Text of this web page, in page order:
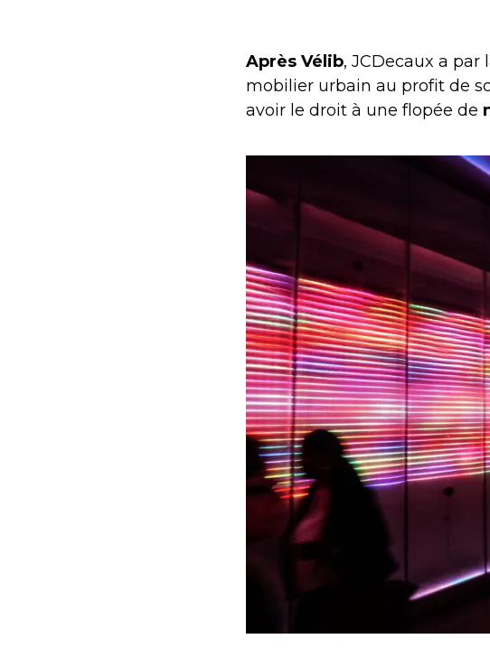
Après Vélib, JCDecaux a par
mobilier urbain au profit de
avoir le droit à une flopée de